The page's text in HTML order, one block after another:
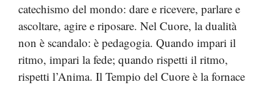
catechismo del mondo: dare e ricevere, parlare e
ascoltare, agire e riposare. Nel Cuore, la dualità
non è scandalo: è pedagogia. Quando impari il
ritmo, impari la fede; quando rispetti il ritmo,
rispetti l’Anima. Il Tempio del Cuore è la fornace